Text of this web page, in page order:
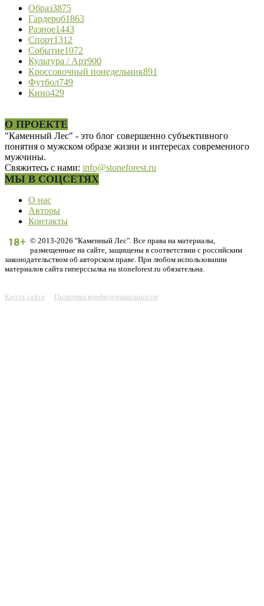
Образ3875
Гардероб1863
Разное1443
Спорт1312
Событие1072
Культура / Арт900
Кроссовочный понедельник891
Футбол749
Кино429
О ПРОЕКТЕ
"Каменный Лес" - это блог совершенно субъективного
понятия о мужском образе жизни и интересах современного
мужчины.
Свяжитесь с нами: info@stoneforest.ru
МЫ В СОЦСЕТЯХ
О нас
Авторы
Контакты
© 2013-2026 "Каменный Лес". Все права на материалы,
размещенные на сайте, защищены в соответствии с российским
законодательством об авторском праве. При любом использовании
материалов сайта гиперссылка на stoneforest.ru обязательна.
Карта сайта Политика конфиденциальности